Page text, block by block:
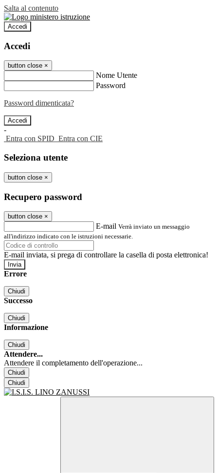
Salta al contenuto
Accedi
Accedi
button close ×
Nome Utente
Password
Password dimenticata?
-
Entra con SPID Entra con CIE
Seleziona utente
button close ×
Recupero password
button close ×
E-mail Verrà inviato un messaggio
all'indirizzo indicato con le istruzioni necessarie.
E-mail inviata, si prega di controllare la casella di posta elettronica!
Errore
Chiudi
Successo
Chiudi
Informazione
Chiudi
Attendere...
Attendere il completamento dell'operazione...
Chiudi
Chiudi